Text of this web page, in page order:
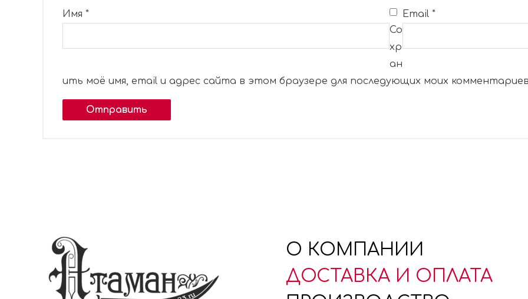
Имя * Email *
Со
хр
ан
ить моё имя, email и адрес сайта в этом браузере для последующих моих
О КОМПАНИИ
ДОСТАВКА И ОПЛАТА